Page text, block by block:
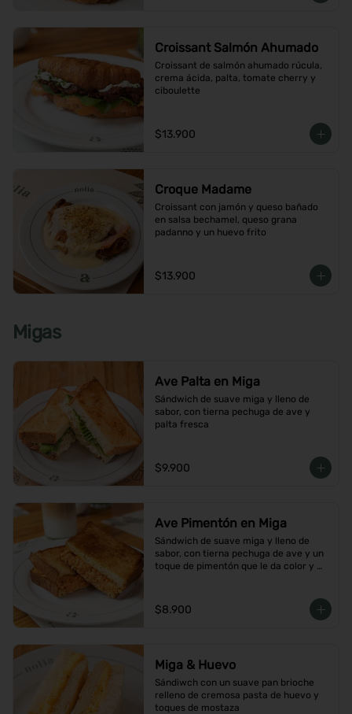
Croissant Salmón Ahumado
Croissant de salmón ahumado rúcula,
crema ácida, palta, tomate cherry y
ciboulette
$13.900
Croque Madame
Croissant con jamón y queso bañado
en salsa bechamel, queso grana
padanno y un huevo frito
$13.900
Migas
Ave Palta en Miga
Sándwich de suave miga y lleno de
sabor, con tierna pechuga de ave y
palta fresca
$9.900
Ave Pimentón en Miga
Sándwich de suave miga y lleno de
sabor, con tierna pechuga de ave y un
toque de pimentón que le da color y
$8.900
Miga & Huevo
Sándiwch con un suave pan brioche
relleno de cremosa pasta de huevo y
toques de mostaza